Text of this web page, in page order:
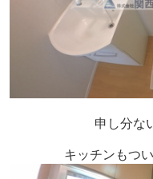
申し分な
キッチンもつ